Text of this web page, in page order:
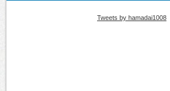
Tweets by hamadai1008